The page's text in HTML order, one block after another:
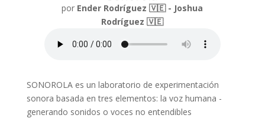
por Ender Rodríguez 🇻🇪 - Joshua
Rodríguez 🇻🇪
SONOROLA es un laboratorio de experimentación
sonora basada en tres elementos: la voz humana -
generando sonidos o voces no entendibles